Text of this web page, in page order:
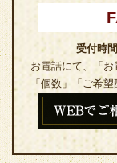
受付時
お電話にて、「お
「個数」「ご希